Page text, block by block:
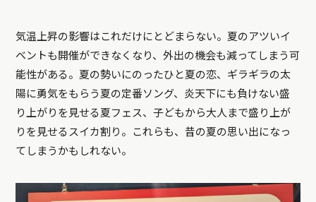
気温上昇の影響はこれだけにとどまらない。夏のアツいイ
ベントも開催ができなくなり、外出の機会も減ってしまう可
能性がある。夏の勢いにのったひと夏の恋、ギラギラの太
陽に勇気をもらう夏の定番ソング、炎天下にも負けない盛
り上がりを見せる夏フェス、子どもから大人まで盛り上が
りを見せるスイカ割り。これらも、昔の夏の思い出になっ
てしまうかもしれない。